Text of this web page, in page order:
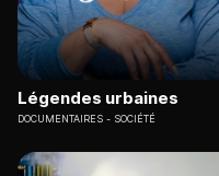
Légendes urbaines
DOCUMENTAIRES SOCIÉTÉ